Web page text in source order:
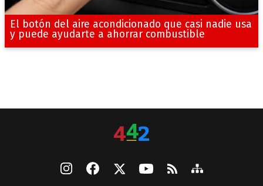
El botón del aire acondicionado que casi nadie usa
y puede ayudarte a ahorrar combustible